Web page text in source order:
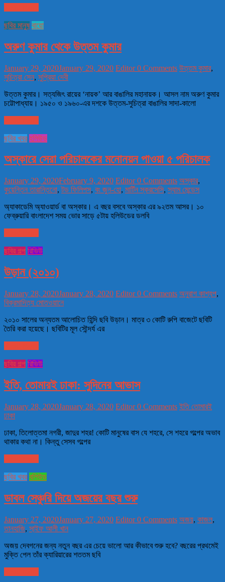
ছবির মানুষ বায়ো
অরুণ কুমার থেকে উত্তম কুমার
January 29, 2020January 29, 2020 Editor0 Comments উত্তম কুমার,
সুচিত্রা সেন, সুপ্রিয়া দেবী
উত্তম কুমার। সত্যজিৎ রায়ের ‘নায়ক’ আর বাঙালির মহানায়ক। আসল নাম অরুণ কুমার
চট্টোপাধ্যায়। ১৯৫০ ও ১৯৬০-এর দশকে উত্তম-সুচিত্রা বাঙালির সাদা-কালো
ছবির খবর হলিউড
অস্কারে সেরা পরিচালকের মনোনয়ন পাওয়া ৫ পরিচালক
January 29, 2020February 9, 2020 Editor0 Comments অস্কার,
কুয়েন্তিন তারান্তিনো,টড ফিলিপস, বং জুন-হো, মার্টিন স্করসেসি,স্যাম মেন্ডেস
অ্যাকাডেমি অ্যাওয়ার্ড বা অস্কার। এ বছর বসবে অস্কার এর ৯২তম আসর। ১০
ফেব্রুয়ারি বাংলাদেশ সময় ভোর সাড়ে ৫টায় হলিউডের ডলবি
ছবির গল্প রিভিউ
উড়ান (২০১০)
January 28, 2020January 28, 2020 Editor0 Comments অনুরাগ কাশ্যপ,
বিক্রমাদিত্য মোতওয়ানে
২০১০ সালের অন্যতম আলোচিত হিন্দি ছবি উড়ান। মাত্র ৩ কোটি রুপি বাজেটে ছবিটি
তৈরি করা হয়েছে। ছবিটির মূল সৌন্দর্য এর
ছবির গল্প রিভিউ
ইতি, তোমারই ঢাকা: সুদিনের আভাস
January 28, 2020January 28, 2020 Editor0 Comments ইতি তোমারই
ঢাকা
ঢাকা, তিলোত্তমা নগরী, জাদুর শহর! কোটি মানুষের বাস যে শহরে, সে শহরে গল্পের অভাব
থাকার কথা না। কিন্তু সেসব গল্পের
ছবির খবর বলিউড
ডাবল সেঞ্চুরি দিয়ে অজয়ের বছর শুরু
January 27, 2020January 27, 2020 Editor0 Comments অজয়, কাজল,
তানহাজি, সা্ইফ আলী খান
অজয় দেবগনের জন্য নতুন বছর এর চেয়ে ভালো আর কীভাবে শুরু হবে? বছরের প্রথমেই
মুক্তি পেল তাঁর ক্যারিয়ারের শততম ছবি